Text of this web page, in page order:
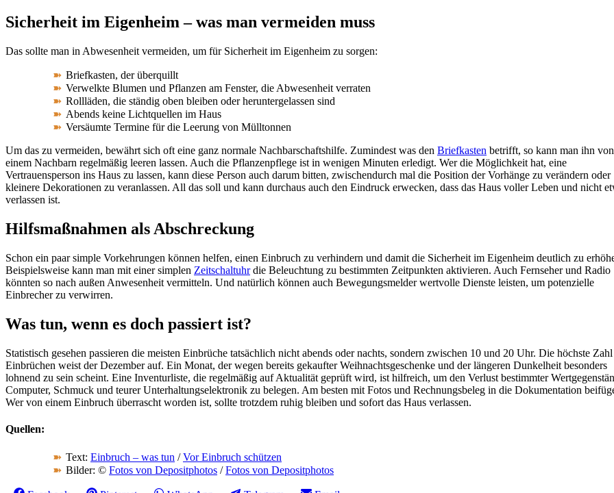
Sicherheit im Eigenheim – was man vermeiden muss
Das sollte man in Abwesenheit vermeiden, um für Sicherheit im Eigenheim zu sorgen:
Briefkasten, der überquillt
Verwelkte Blumen und Pflanzen am Fenster, die Abwesenheit verraten
Rollläden, die ständig oben bleiben oder heruntergelassen sind
Abends keine Lichtquellen im Haus
Versäumte Termine für die Leerung von Mülltonnen
Um das zu vermeiden, bewährt sich oft eine ganz normale Nachbarschaftshilfe. Zumindest was den Briefkasten betrifft, so kann man ihn von
einem Nachbarn regelmäßig leeren lassen. Auch die Pflanzenpflege ist in wenigen Minuten erledigt. Wer die Möglichkeit hat, eine
Vertrauensperson ins Haus zu lassen, kann diese Person auch darum bitten, zwischendurch mal die Position der Vorhänge zu verändern oder
kleinere Dekorationen zu veranlassen. All das soll und kann durchaus auch den Eindruck erwecken, dass das Haus voller Leben und nicht
verlassen ist.
Hilfsmaßnahmen als Abschreckung
Schon ein paar simple Vorkehrungen können helfen, einen Einbruch zu verhindern und damit die Sicherheit im Eigenheim deutlich zu
Beispielsweise kann man mit einer simplen Zeitschaltuhrdie Beleuchtung zu bestimmten Zeitpunkten aktivieren. Auch Fernseher und Radio
könnten so nach außen Anwesenheit vermitteln. Und natürlich können auch Bewegungsmelder wertvolle Dienste leisten, um potenzielle
Einbrecher zu verwirren.
Was tun, wenn es doch passiert ist?
Statistisch gesehen passieren die meisten Einbrüche tatsächlich nicht abends oder nachts, sondern zwischen 10 und 20 Uhr. Die höchste Zahl
Einbrüchen weist der Dezember auf. Ein Monat, der wegen bereits gekaufter Weihnachtsgeschenke und der längeren Dunkelheit besonders
lohnend zu sein scheint. Eine Inventurliste, die regelmäßig auf Aktualität geprüft wird, ist hilfreich, um den Verlust bestimmter
Computer, Schmuck und teurer Unterhaltungselektronik zu belegen. Am besten mit Fotos und Rechnungsbeleg in die Dokumentation
Wer von einem Einbruch überrascht worden ist, sollte trotzdem ruhig bleiben und sofort das Haus verlassen.
Quellen:
Text: Einbruch – was tun /Vor Einbruch schützen
Bilder: © Fotos von Depositphotos /Fotos von Depositphotos